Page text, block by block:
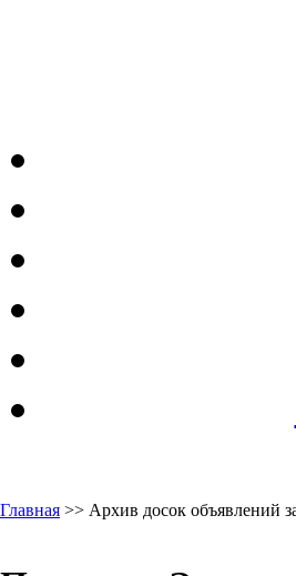
Главная >> Архив досок объявлений